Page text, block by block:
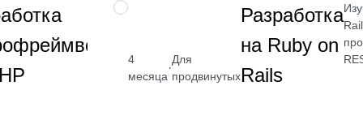
Познакомитесь с
на PHP
от 2 400
НАВЫК
4
месяца
·
Для
продвинутых
Разработка
на Ruby on
Rails